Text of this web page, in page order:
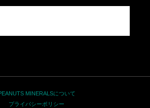
MINERALSについて
プライバシーポリシー